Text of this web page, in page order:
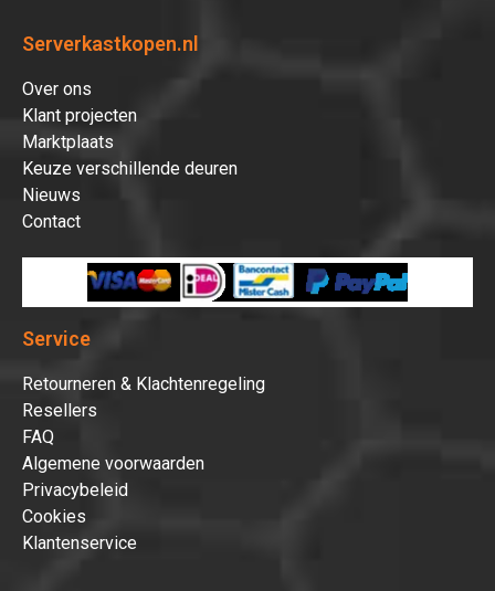
Serverkastkopen.nl
Over ons
Klant projecten
Marktplaats
Keuze verschillende deuren
Nieuws
Contact
Service
Retourneren & Klachtenregeling
Resellers
FAQ
Algemene voorwaarden
Privacybeleid
Cookies
Klantenservice